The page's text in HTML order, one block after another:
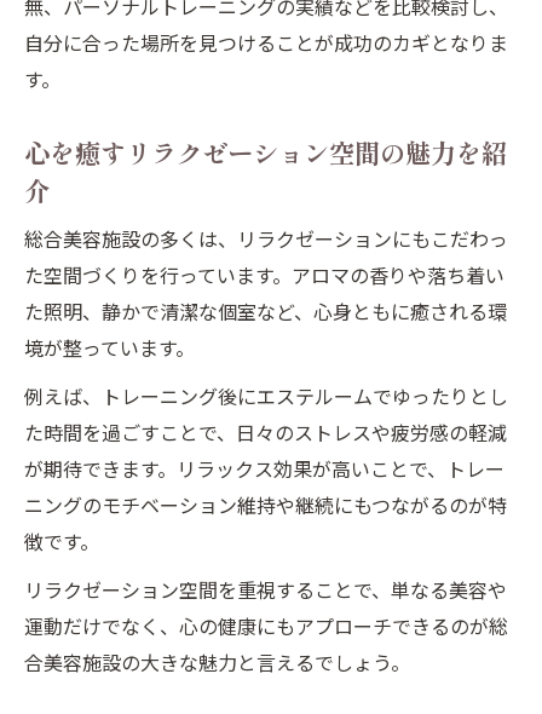
無、パーソナルトレーニングの実績などを比較検討し、
自分に合った場所を見つけることが成功のカギとなりま
す。
心を癒すリラクゼーション空間の魅力を紹
介
総合美容施設の多くは、リラクゼーションにもこだわっ
た空間づくりを行っています。アロマの香りや落ち着い
た照明、静かで清潔な個室など、心身ともに癒される環
境が整っています。
例えば、トレーニング後にエステルームでゆったりとし
た時間を過ごすことで、日々のストレスや疲労感の軽減
が期待できます。リラックス効果が高いことで、トレー
ニングのモチベーション維持や継続にもつながるのが特
徴です。
リラクゼーション空間を重視することで、単なる美容や
運動だけでなく、心の健康にもアプローチできるのが総
合美容施設の大きな魅力と言えるでしょう。